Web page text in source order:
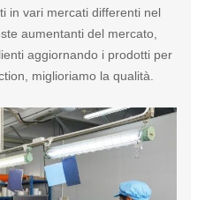
in vari mercati differenti nel
aumentanti del mercato,
aggiornando i prodotti per
miglioriamo la qualità.